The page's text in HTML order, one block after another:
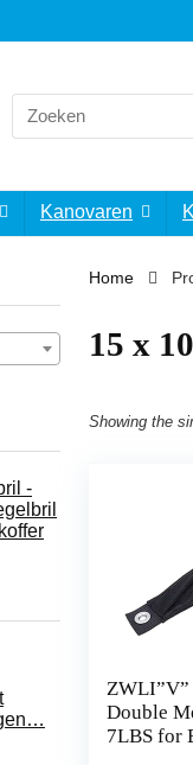
Search
for:
Kanovaren
-
Home
‎15 x
Showing the
Double
7LBS for